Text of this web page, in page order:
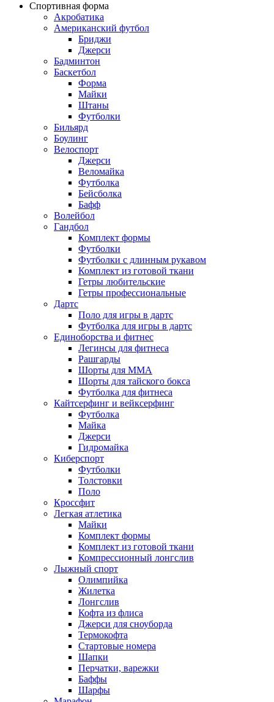
Спортивная форма
Акробатика
Американский футбол
Бриджи
Джерси
Бадминтон
Баскетбол
Форма
Майки
Штаны
Футболки
Бильярд
Боулинг
Велоспорт
Джерси
Веломайка
Футболка
Бейсболка
Бафф
Волейбол
Гандбол
Комплект формы
Футболки
Футболки с длинным рукавом
Комплект из готовой ткани
Гетры любительские
Гетры профессиональные
Дартс
Поло для игры в дартс
Футболка для игры в дартс
Единоборства и фитнес
Легинсы для фитнеса
Рашгарды
Шорты для MMA
Шорты для тайского бокса
Футболка для фитнеса
Кайтсерфинг и вейксерфинг
Футболка
Майка
Джерси
Гидромайка
Киберспорт
Футболки
Толстовки
Поло
Кроссфит
Легкая атлетика
Майки
Комплект формы
Комплект из готовой ткани
Компрессионный лонгслив
Лыжный спорт
Олимпийка
Жилетка
Лонгслив
Кофта из флиса
Джерси для сноуборда
Термокофта
Стартовые номера
Шапки
Перчатки, варежки
Баффы
Шарфы